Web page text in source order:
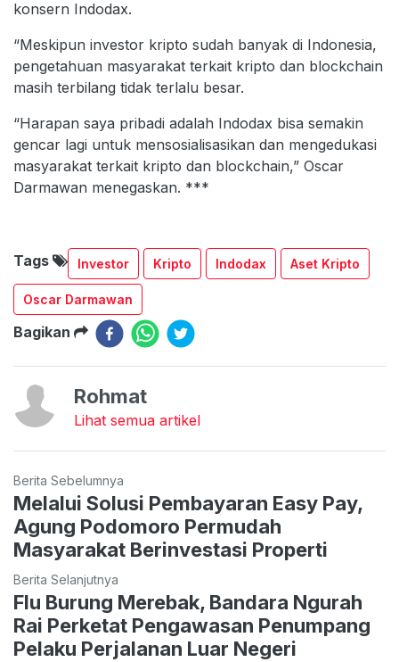
konsern Indodax.
“Meskipun investor kripto sudah banyak di Indonesia,
pengetahuan masyarakat terkait kripto dan blockchain
masih terbilang tidak terlalu besar.
“Harapan saya pribadi adalah Indodax bisa semakin
gencar lagi untuk mensosialisasikan dan mengedukasi
masyarakat terkait kripto dan blockchain,” Oscar
Darmawan menegaskan. ***
Tags Investor Kripto Indodax Aset Kripto
Oscar Darmawan
Bagikan
Rohmat
Lihat semua artikel
Berita Sebelumnya
Melalui Solusi Pembayaran Easy Pay,
Agung Podomoro Permudah
Masyarakat Berinvestasi Properti
Berita Selanjutnya
Flu Burung Merebak, Bandara Ngurah
Rai Perketat Pengawasan Penumpang
Pelaku Perjalanan Luar Negeri